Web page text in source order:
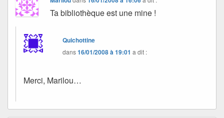
Ta bibliothèque est une mine !
Quichottine
dans16/01/2008 à 19:01 a dit :
Merci, Marilou…